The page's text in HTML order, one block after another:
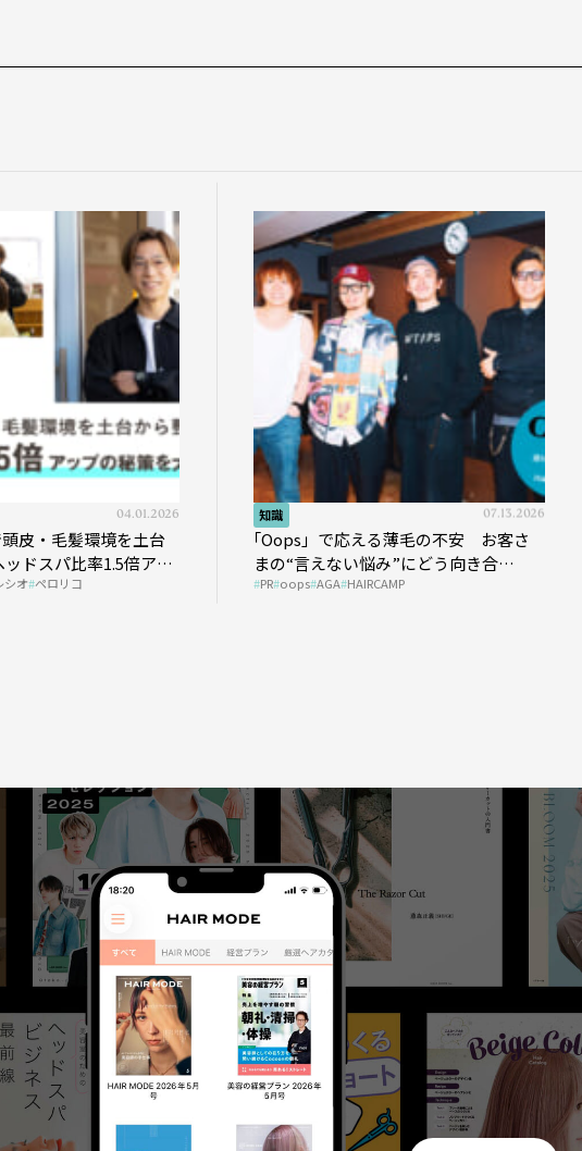
04.01.2026
頭皮・毛髪環境を土台
ドスパ比率1.5倍アッ
シオ ペロリコ
知識 07.13.2026
｢Oops」で応える薄毛の不安 お客さ
まの“言えない悩み”にどう向き合
う？ ＃01
PR oops AGA HAIRCAMP